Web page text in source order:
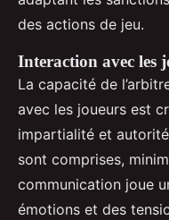
des actions de jeu.
Interaction avec les
La capacité de
avec les joueurs est
impartialité et
sont comprises,
communication joue
émotions et des